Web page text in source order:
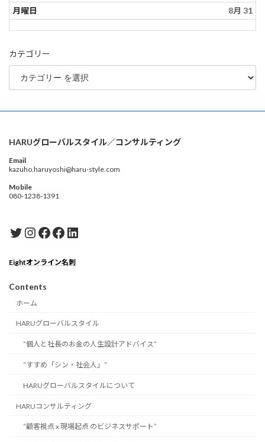
月曜日 8月 31
カテゴリー
HARUグローバルスタイル／コンサルティング
Email
kazuho.haruyoshi@haru-style.com
Mobile
080-1238-1391
Twitter
Instagram
Facebook
Facebook
LinkedIn
Eightオンライン名刺
Contents
ホーム
HARUグローバルスタイル
“個人と社長のお金の人生設計アドバイス”
“すすめ「シン・社会人」”
HARUグローバルスタイルについて
HARUコンサルティング
“顧客視点 x 現場起点 のビジネスサポート”